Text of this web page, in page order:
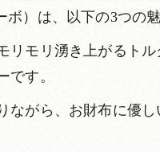
）は、以下の3つの
リモリ湧き上がるト
です。
ながら、お財布に優